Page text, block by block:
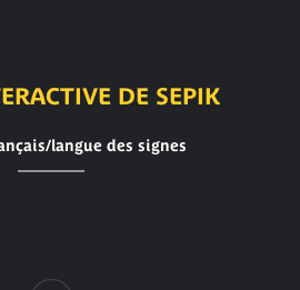
DE SEPIK
langue des signes